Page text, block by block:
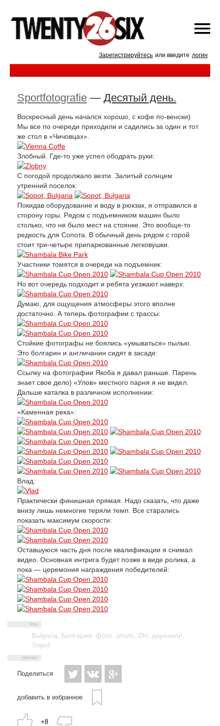
Зарегистрируйтесь или введите логин
Sportfotografie — Десятый день.
Воскресный день начался хорошо, с кофе по-венски)
Мы все по очереди приходили и садились за один и тот
же стол в «Чичовцах».
Злобный. Где-то уже успел ободрать руки:
С погодой продолжало везти. Залитый солнцем
утренний поселок:
Покидав оборудование и воду в рюкзак, я отправился в
сторону горы. Рядом с подъемником машин было
столько, что не было мест на стоянке. Это вообще-то
редкость для Сопота. В обычный день рядом с горой
стоит три-четыре припаркованные легковушки.
Участники томятся в очереди на подъемник:
Но вот очередь подходит и ребята уезжают наверх:
Думаю, для ощущения атмосферы этого вполне
достаточно. А теперь фотографии с трассы:
Стойкие фотографы не боялись «умываться» пылью.
Это болгарин и англичанин сидят в засаде:
Ссылку на фотографии Якоба я давал раньше. Парень
знает свое дело) «Улов» местного парня я не видел.
Дальше каталка в различном исполнении:
«Каменная река»:
Влад:
Практически финишная прямая. Надо сказать, что даже
внизу лишь немногие теряли темп. Все старались
показать максимум скорости:
Оставшуюся часть дня после квалификации я снимал
видео. Основная интрига будет позже в виде ролика, а
пока — церемония награждения победителей:
Bulgaria Болгария фото photo DH даунхилл
Sopot
Поделиться
добавить в избранное
+8